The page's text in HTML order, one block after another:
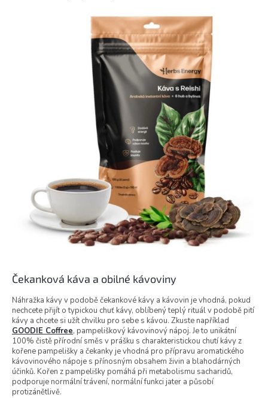
Čekanková káva a obilné kávoviny
Náhražka kávy v podobě čekankové kávy a kávovin je vhodná, pokud
nechcete přijít o typickou chuť kávy, oblíbený teplý rituál v podobě pití
kávy a chcete si užít chvilku pro sebe s kávou. Zkuste například
GOODIE Coffree, pampeliškový kávovinový nápoj. Je to unikátní
100% čistě přírodní směs v prášku s charakteristickou chutí kávy z
kořene pampelišky a čekanky je vhodná pro přípravu aromatického
kávovinového nápoje s přínosným obsahem živin a blahodárných
účinků. Kořen z pampelišky pomáhá při metabolismu sacharidů,
podporuje normální trávení, normální funkci jater a působí
protizánětlivě.